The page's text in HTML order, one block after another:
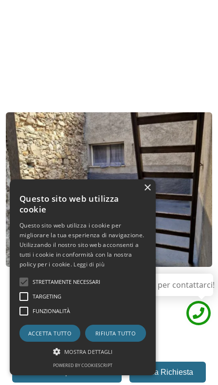
Invia Richiesta
Utilizza questo pulsante per contattarci!
×
Questo sito web utilizza
cookie
Questo sito web utilizza i cookie per
migliorare la tua esperienza di navigazione.
Utilizzando il nostro sito web acconsenti a
tutti i cookie in conformità con la nostra
policy per i cookie. Leggi di più
STRETTAMENTE NECESSARI
TARGETING
FUNZIONALITÀ
ACCETTA TUTTO RIFIUTA TUTTO
MOSTRA DETTAGLI
POWERED BY COOKIESCRIPT